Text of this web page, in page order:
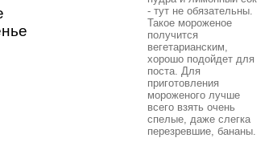
- тут не обязательны.
Такое мороженое
получится
вегетарианским,
хорошо подойдет для
поста. Для
приготовления
мороженого лучше
всего взять очень
спелые, даже слегка
перезревшие, бананы.